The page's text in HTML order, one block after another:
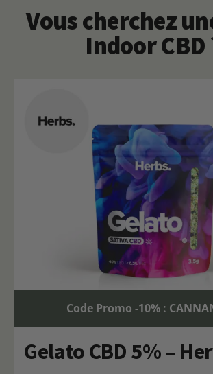
Vous cherchez
Indoor CBD
Code Promo -10% :
Gelato CBD 5% –